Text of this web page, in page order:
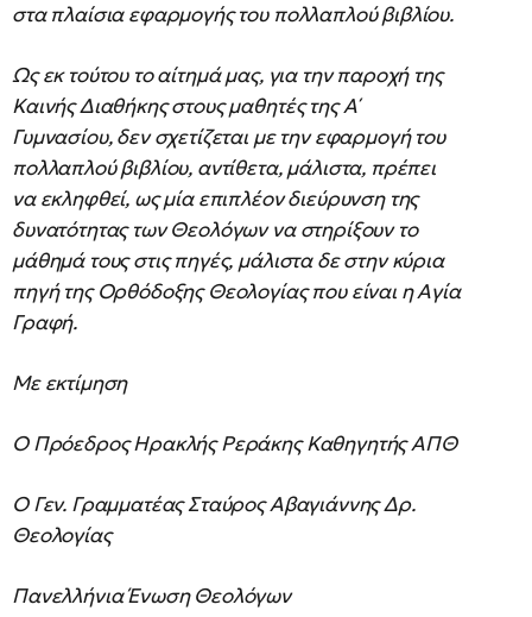
στα πλαίσια εφαρμογής του πολλαπλού βιβλίου.
Ως εκ τούτου το αίτημά μας, για την παροχή της
Καινής Διαθήκης στους μαθητές της Α΄
Γυμνασίου, δεν σχετίζεται με την εφαρμογή του
πολλαπλού βιβλίου, αντίθετα, μάλιστα, πρέπει
να εκληφθεί, ως μία επιπλέον διεύρυνση της
δυνατότητας των Θεολόγων να στηρίξουν το
μάθημά τους στις πηγές, μάλιστα δε στην κύρια
πηγή της Ορθόδοξης Θεολογίας που είναι η Αγία
Γραφή.
Με εκτίμηση
Ο Πρόεδρος Ηρακλής Ρεράκης Καθηγητής ΑΠΘ
Ο Γεν. Γραμματέας Σταύρος Αβαγιάννης Δρ.
Θεολογίας
Πανελλήνια Ένωση Θεολόγων